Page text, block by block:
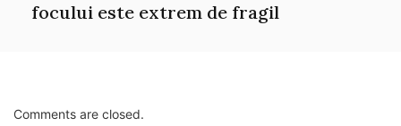
focului este extrem de fragil
Comments are closed.